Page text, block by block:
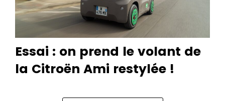
Essai : on prend le volant de
la Citroën Ami restylée !